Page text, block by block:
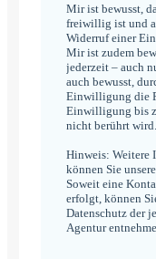
Mir ist bewusst,
freiwillig ist und
Widerruf einer
Mir ist zudem
jederzeit – auch
auch bewusst,
Einwilligung die
Einwilligung bis
nicht berührt wird.
Hinweis: Weitere
können Sie
Soweit eine
erfolgt, können
Datenschutz der
Agentur